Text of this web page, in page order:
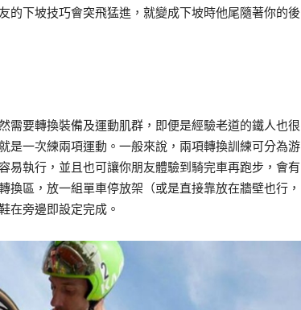
的下坡技巧會突飛猛進，就變成下坡時他尾隨著你的後
需要轉換裝備及運動肌群，即便是經驗老道的鐵人也很
是一次練兩項運動。一般來說，兩項轉換訓練可分為游
易執行，並且也可讓你朋友體驗到騎完車再跑步，會有
區，放一組單車停放架（或是直接靠放在牆壁也行，
在旁邊即設定完成。